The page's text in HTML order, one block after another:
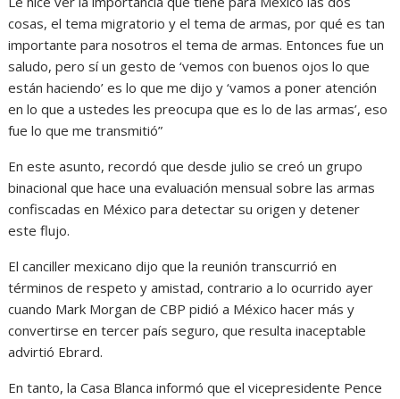
cosas, el tema migratorio y el tema de armas, por qué es tan
importante para nosotros el tema de armas. Entonces fue un
saludo, pero sí un gesto de ‘vemos con buenos ojos lo que
están haciendo’ es lo que me dijo y ‘vamos a poner atención
en lo que a ustedes les preocupa que es lo de las armas’, eso
fue lo que me transmitió”
En este asunto, recordó que desde julio se creó un grupo
binacional que hace una evaluación mensual sobre las armas
confiscadas en México para detectar su origen y detener
este flujo.
El canciller mexicano dijo que la reunión transcurrió en
términos de respeto y amistad, contrario a lo ocurrido ayer
cuando Mark Morgan de CBP pidió a México hacer más y
convertirse en tercer país seguro, que resulta inaceptable
advirtió Ebrard.
En tanto, la Casa Blanca informó que el vicepresidente Pence